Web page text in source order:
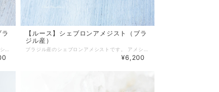
【ルース】シェブロンアメジスト（ブラ
ジル産）
¥6,200